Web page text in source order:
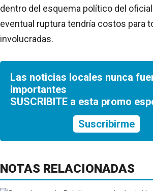
dentro del esquema político del
eventual ruptura tendría costos para
involucradas.
Las noticias locales nunca
importantes
SUSCRIBITE a esta promo
Suscribirme
NOTAS RELACIONADAS